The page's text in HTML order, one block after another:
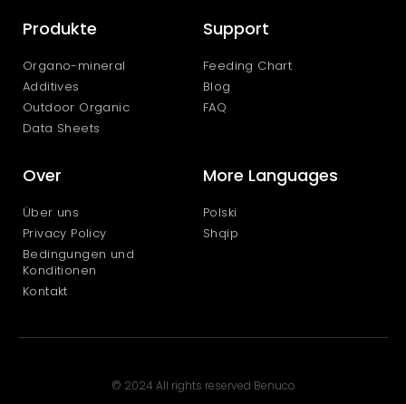
Produkte
Organo-mineral
Additives
Outdoor Organic
Data Sheets
Support
Feeding Chart
Blog
FAQ
Over
Über uns
Privacy Policy
Bedingungen und
Konditionen
Kontakt
More Languages
Polski
Shqip
© 2024 All rights reserved Benuco